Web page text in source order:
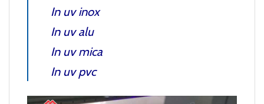
In uv inox
In uv alu
In uv mica
In uv pvc